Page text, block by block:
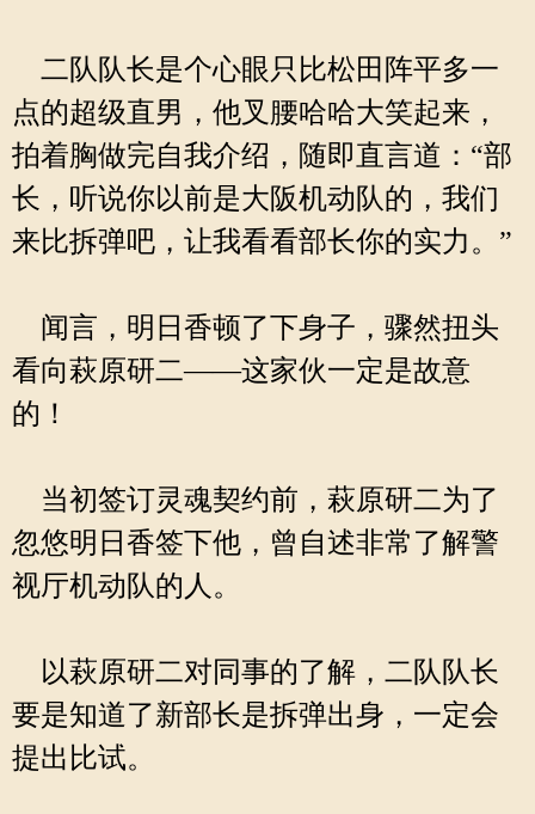
二队队长是个心眼只比松田阵平多一
点的超级直男，他叉腰哈哈大笑起来，
拍着胸做完自我介绍，随即直言道：“部
长，听说你以前是大阪机动队的，我们
来比拆弹吧，让我看看部长你的实力。”
闻言，明日香顿了下身子，骤然扭头
看向萩原研二——这家伙一定是故意
的！
当初签订灵魂契约前，萩原研二为了
忽悠明日香签下他，曾自述非常了解警
视厅机动队的人。
以萩原研二对同事的了解，二队队长
要是知道了新部长是拆弹出身，一定会
提出比试。